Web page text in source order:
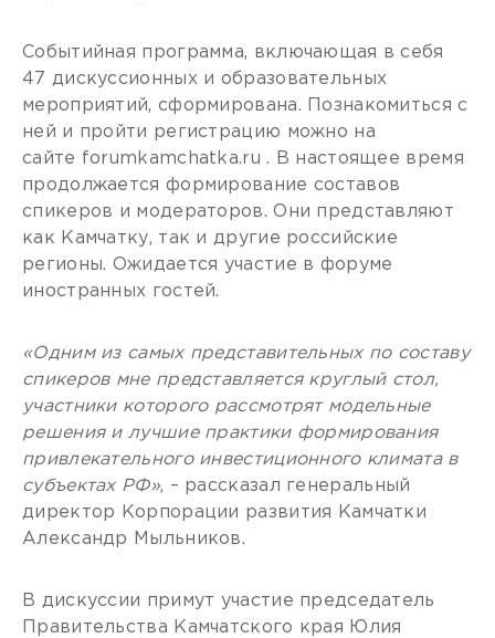
Событийная программа, включающая в себя
47 дискуссионных и образовательных
мероприятий, сформирована. Познакомиться с
ней и пройти регистрацию можно на
сайте forumkamchatka.ru . В настоящее время
продолжается формирование составов
спикеров и модераторов. Они представляют
как Камчатку, так и другие российские
регионы. Ожидается участие в форуме
иностранных гостей.
«Одним из самых представительных по составу
спикеров мне представляется круглый стол,
участники которого рассмотрят модельные
решения и лучшие практики формирования
привлекательного инвестиционного климата в
субъектах РФ», – рассказал генеральный
директор Корпорации развития Камчатки
Александр Мыльников.
В дискуссии примут участие председатель
Правительства Камчатского края Юлия